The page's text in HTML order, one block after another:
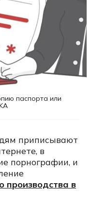
паспорта или
приписывают
в
порнографии, и
производства в